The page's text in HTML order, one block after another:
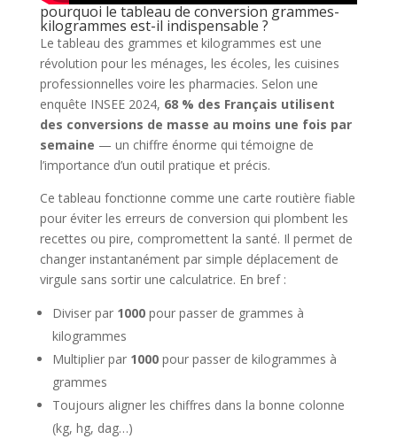
pourquoi le tableau de conversion grammes-
kilogrammes est-il indispensable ?
Le tableau des grammes et kilogrammes est une
révolution pour les ménages, les écoles, les cuisines
professionnelles voire les pharmacies. Selon une
enquête INSEE 2024, 68 % des Français utilisent
des conversions de masse au moins une fois par
semaine — un chiffre énorme qui témoigne de
l’importance d’un outil pratique et précis.
Ce tableau fonctionne comme une carte routière fiable
pour éviter les erreurs de conversion qui plombent les
recettes ou pire, compromettent la santé. Il permet de
changer instantanément par simple déplacement de
virgule sans sortir une calculatrice. En bref :
Diviser par 1000pour passer de grammes à
kilogrammes
Multiplier par 1000pour passer de kilogrammes à
grammes
Toujours aligner les chiffres dans la bonne colonne
(kg, hg, dag…)